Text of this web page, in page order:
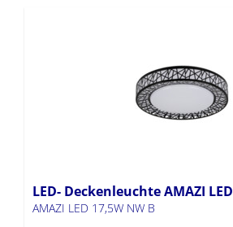
LED- Deckenleuchte AMAZI LED
AMAZI LED 17,5W NW B